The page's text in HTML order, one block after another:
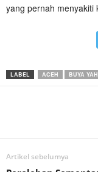
yang pernah menyakiti
LABEL ACEH BUYA
Artikel sebelumya